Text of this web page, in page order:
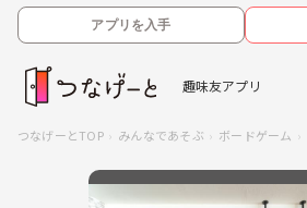
アプリを入手
趣味友アプリ
つなげーとTOP みんなであそぶ ボードゲーム